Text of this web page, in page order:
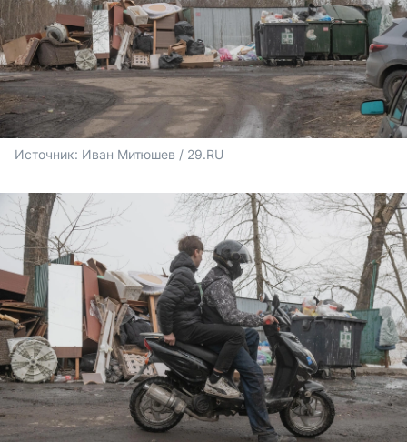
Источник: Иван Митюшев / 29.RU